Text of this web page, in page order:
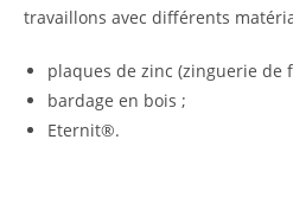
travaillons avec différents
plaques de zinc (zinguerie de
bardage en bois ;
Eternit®.